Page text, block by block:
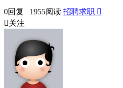
0回复 1955阅读 招聘求职 
关注